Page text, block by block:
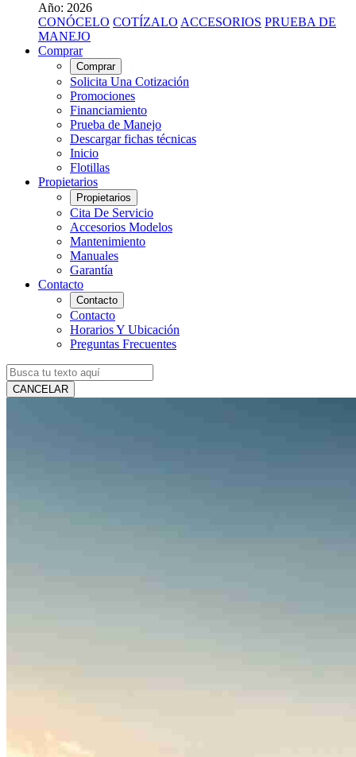
Año: 2026
CONÓCELO COTÍZALO ACCESORIOS PRUEBA DE
MANEJO
Comprar
Comprar
Solicita Una Cotización
Promociones
Financiamiento
Prueba de Manejo
Descargar fichas técnicas
Inicio
Flotillas
Propietarios
Propietarios
Cita De Servicio
Accesorios Modelos
Mantenimiento
Manuales
Garantía
Contacto
Contacto
Contacto
Horarios Y Ubicación
Preguntas Frecuentes
CANCELAR